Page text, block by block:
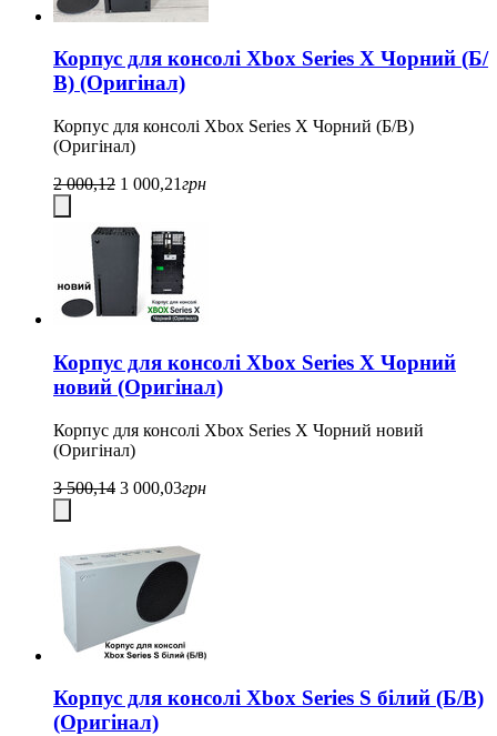
Корпус для консолі Xbox Series X Чорний (Б/
В) (Оригінал)
Корпус для консолі Xbox Series X Чорний (Б/В)
(Оригінал)
2 000,12 1 000,21грн
Корпус для консолі Xbox Series X Чорний
новий (Оригінал)
Корпус для консолі Xbox Series X Чорний новий
(Оригінал)
3 500,14 3 000,03грн
Корпус для консолі Xbox Series S білий (Б/В)
(Оригінал)